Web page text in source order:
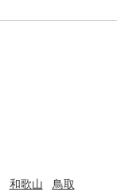
和歌山
鳥取